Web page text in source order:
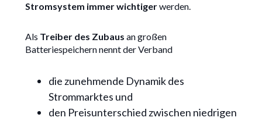
Stromsystem immer wichtigerwerden.
Als Treiber des Zubaus an großen
Batteriespeichern nennt der Verband
die zunehmende Dynamik des
Strommarktes und
den Preisunterschied zwischen niedrigen